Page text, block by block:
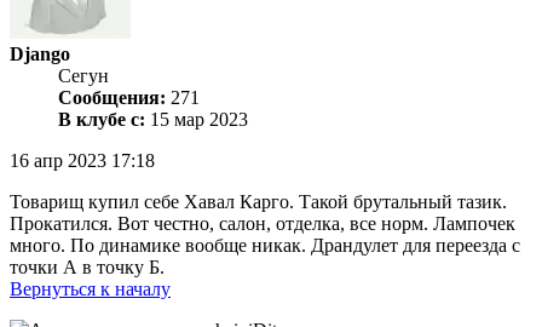
Django
Сегун
Сообщения: 271
В клубе с: 15 мар 2023
16 апр 2023 17:18
Товарищ купил себе Хавал Карго. Такой брутальный тазик.
Прокатился. Вот честно, салон, отделка, все норм. Лампочек
много. По динамике вообще никак. Драндулет для переезда с
точки А в точку Б.
Вернуться к началу